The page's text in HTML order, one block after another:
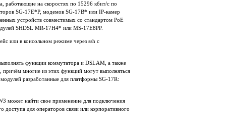
работающие на скоростях по 15296 кбит/c по
SG-17E*P, модемов SG-17B* или IP-камер
устройств совместимых со стандартом PoE
SHDSL MR-17H4* или MS-17E8PP.
или в консольном режиме через ssh с
функции коммутатора и DSLAM, а также
многие из этих функций могут выполняться
разработанные для платформы SG-17R:
может найти свое применение для подключения
доступа для операторов связи или корпоративного